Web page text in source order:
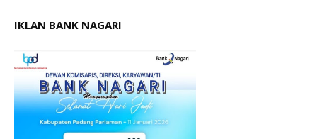
IKLAN BANK NAGARI